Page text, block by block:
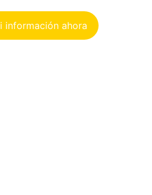
información ahora